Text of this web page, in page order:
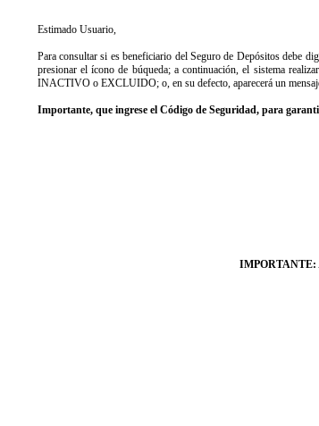
Estimado Usuario,
Para consultar si es beneficiario del Seguro de Depósitos debe
presionar el ícono de búqueda; a continuación, el sistema
INACTIVO o EXCLUIDO; o, en su defecto, aparecerá un
Importante, que ingrese el Código de Seguridad, para
IMPORTANTE: